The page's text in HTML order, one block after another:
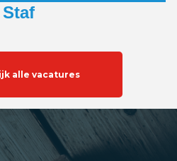
Staf
alle vacatures